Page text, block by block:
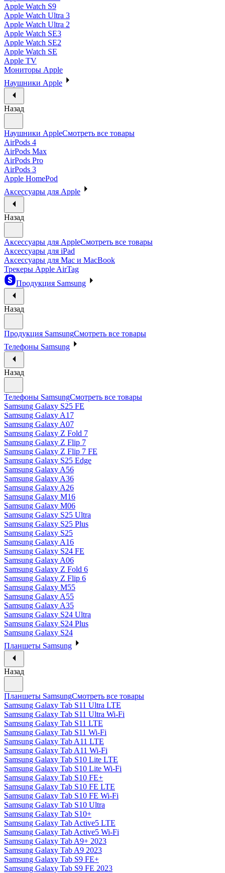
Apple Watch S9
Apple Watch Ultra 3
Apple Watch Ultra 2
Apple Watch SE3
Apple Watch SE2
Apple Watch SE
Apple TV
Мониторы Apple
Наушники Apple
Назад
Наушники AppleСмотреть все товары
AirPods 4
AirPods Max
AirPods Pro
AirPods 3
Apple HomePod
Аксессуары для Apple
Назад
Аксессуары для AppleСмотреть все товары
Аксессуары для iPad
Аксессуары для Mac и MacBook
Трекеры Apple AirTag
Продукция Samsung
Назад
Продукция SamsungСмотреть все товары
Телефоны Samsung
Назад
Телефоны SamsungСмотреть все товары
Samsung Galaxy S25 FE
Samsung Galaxy A17
Samsung Galaxy A07
Samsung Galaxy Z Fold 7
Samsung Galaxy Z Flip 7
Samsung Galaxy Z Flip 7 FE
Samsung Galaxy S25 Edge
Samsung Galaxy A56
Samsung Galaxy A36
Samsung Galaxy A26
Samsung Galaxy M16
Samsung Galaxy M06
Samsung Galaxy S25 Ultra
Samsung Galaxy S25 Plus
Samsung Galaxy S25
Samsung Galaxy A16
Samsung Galaxy S24 FE
Samsung Galaxy A06
Samsung Galaxy Z Fold 6
Samsung Galaxy Z Flip 6
Samsung Galaxy M55
Samsung Galaxy A55
Samsung Galaxy A35
Samsung Galaxy S24 Ultra
Samsung Galaxy S24 Plus
Samsung Galaxy S24
Планшеты Samsung
Назад
Планшеты SamsungСмотреть все товары
Samsung Galaxy Tab S11 Ultra LTE
Samsung Galaxy Tab S11 Ultra Wi-Fi
Samsung Galaxy Tab S11 LTE
Samsung Galaxy Tab S11 Wi-Fi
Samsung Galaxy Tab A11 LTE
Samsung Galaxy Tab A11 Wi-Fi
Samsung Galaxy Tab S10 Lite LTE
Samsung Galaxy Tab S10 Lite Wi-Fi
Samsung Galaxy Tab S10 FE+
Samsung Galaxy Tab S10 FE LTE
Samsung Galaxy Tab S10 FE Wi-Fi
Samsung Galaxy Tab S10 Ultra
Samsung Galaxy Tab S10+
Samsung Galaxy Tab Active5 LTE
Samsung Galaxy Tab Active5 Wi-Fi
Samsung Galaxy Tab A9+ 2023
Samsung Galaxy Tab A9 2023
Samsung Galaxy Tab S9 FE+
Samsung Galaxy Tab S9 FE 2023